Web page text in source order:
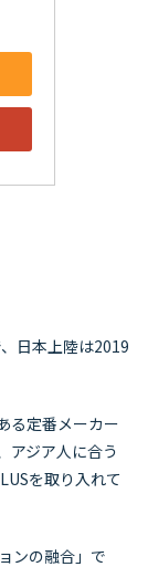
日本上陸は2019
る定番メーカー
アジア人に合う
を取り入れて
ンの融合」で